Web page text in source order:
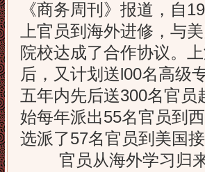
《商务周刊》报道，自
上官员到海外进修，与
院校达成了合作协议。
后，又计划送l00名高级
五年内先后送300名官
始每年派出55名官员到
选派了57名官员到美国接
官员从海外学习归来